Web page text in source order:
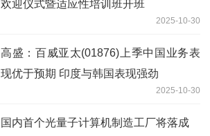
欢迎仪式暨适应性培训班开班
2025-10-30
高盛：百威亚太(01876)上季中国业务表
现优于预期 印度与韩国表现强劲
2025-10-30
国内首个光量子计算机制造工厂将落成